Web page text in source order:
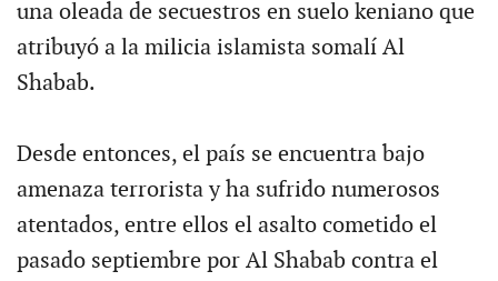
una oleada de secuestros en suelo keniano que
atribuyó a la milicia islamista somalí Al
Shabab.
Desde entonces, el país se encuentra bajo
amenaza terrorista y ha sufrido numerosos
atentados, entre ellos el asalto cometido el
pasado septiembre por Al Shabab contra el